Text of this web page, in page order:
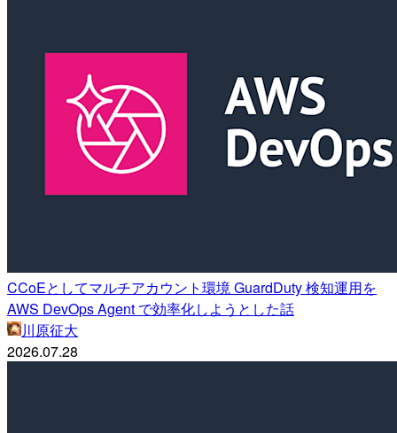
CCoEとしてマルチアカウント環境 GuardDuty 検知運用を
AWS DevOps Agent で効率化しようとした話
川原征大
2026.07.28